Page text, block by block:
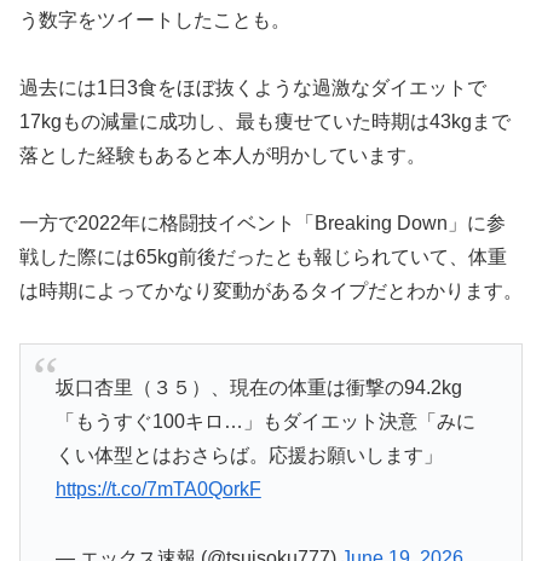
う数字をツイートしたことも。
過去には1日3食をほぼ抜くような過激なダイエットで
17kgもの減量に成功し、最も痩せていた時期は43kgまで
落とした経験もあると本人が明かしています。
一方で2022年に格闘技イベント「Breaking Down」に参
戦した際には65kg前後だったとも報じられていて、体重
は時期によってかなり変動があるタイプだとわかります。
坂口杏里（３５）、現在の体重は衝撃の94.2kg
「もうすぐ100キロ…」もダイエット決意「みに
くい体型とはおさらば。応援お願いします」
https://t.co/7mTA0QorkF